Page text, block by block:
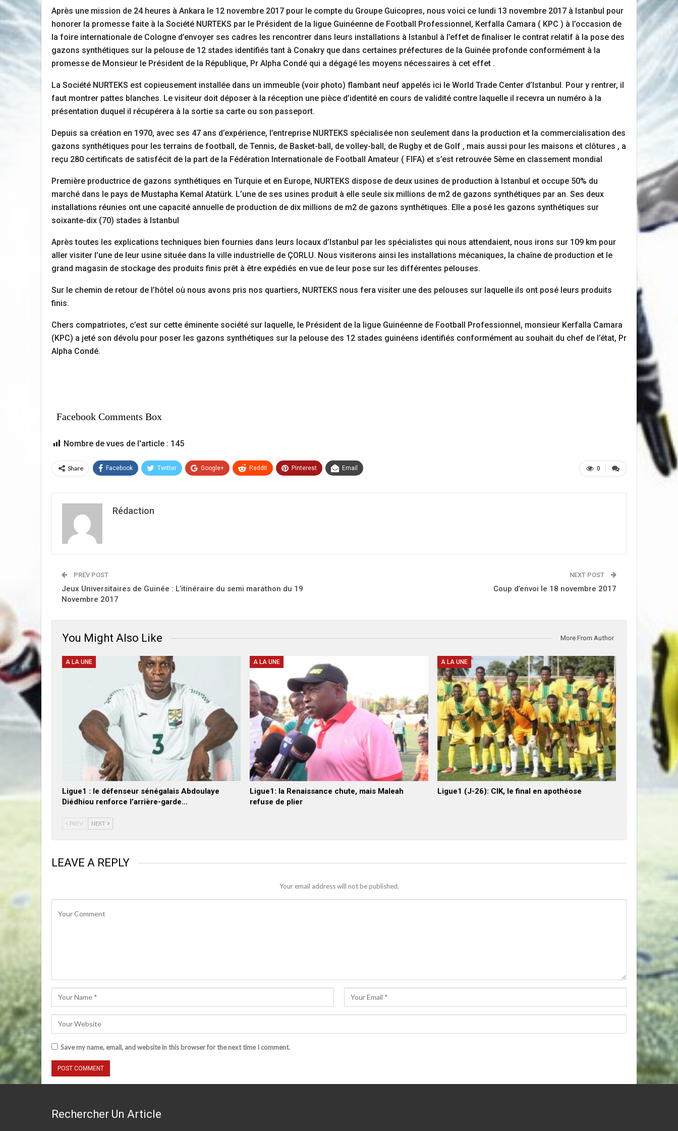
Après une mission de 24 heures à Ankara le 12 novembre 2017 pour le compte du Groupe Guicopres, nous voici ce lundi 13 novembre 2017 à Istanbul pour
honorer la promesse faite à la Société NURTEKS par le Président de la ligue Guinéenne de Football Professionnel, Kerfalla Camara ( KPC ) à l’occasion de
la foire internationale de Cologne d’envoyer ses cadres les rencontrer dans leurs installations à Istanbul à l’effet de finaliser le contrat relatif à la pose des
gazons synthétiques sur la pelouse de 12 stades identifiés tant à Conakry que dans certaines préfectures de la Guinée profonde conformément à la
promesse de Monsieur le Président de la République, Pr Alpha Condé qui a dégagé les moyens nécessaires à cet effet .
La Société NURTEKS est copieusement installée dans un immeuble (voir photo) flambant neuf appelés ici le World Trade Center d’Istanbul. Pour y rentrer, il
faut montrer pattes blanches. Le visiteur doit déposer à la réception une pièce d’identité en cours de validité contre laquelle il recevra un numéro à la
présentation duquel il récupérera à la sortie sa carte ou son passeport.
Depuis sa création en 1970, avec ses 47 ans d’expérience, l’entreprise NURTEKS spécialisée non seulement dans la production et la commercialisation des
gazons synthétiques pour les terrains de football, de Tennis, de Basket-ball, de volley-ball, de Rugby et de Golf , mais aussi pour les maisons et clôtures , a
reçu 280 certificats de satisfécit de la part de la Fédération Internationale de Football Amateur ( FIFA) et s’est retrouvée 5ème en classement mondial
Première productrice de gazons synthétiques en Turquie et en Europe, NURTEKS dispose de deux usines de production à Istanbul et occupe 50% du
marché dans le pays de Mustapha Kemal Atatürk. L’une de ses usines produit à elle seule six millions de m2 de gazons synthétiques par an. Ses deux
installations réunies ont une capacité annuelle de production de dix millions de m2 de gazons synthétiques. Elle a posé les gazons synthétiques sur
soixante-dix (70) stades à Istanbul
Après toutes les explications techniques bien fournies dans leurs locaux d’Istanbul par les spécialistes qui nous attendaient, nous irons sur 109 km pour
aller visiter l’une de leur usine située dans la ville industrielle de ÇORLU. Nous visiterons ainsi les installations mécaniques, la chaîne de production et le
grand magasin de stockage des produits finis prêt à être expédiés en vue de leur pose sur les différentes pelouses.
Sur le chemin de retour de l’hôtel où nous avons pris nos quartiers, NURTEKS nous fera visiter une des pelouses sur laquelle ils ont posé leurs produits
finis.
Chers compatriotes, c’est sur cette éminente société sur laquelle, le Président de la ligue Guinéenne de Football Professionnel, monsieur Kerfalla Camara
(KPC) a jeté son dévolu pour poser les gazons synthétiques sur la pelouse des 12 stades guinéens identifiés conformément au souhait du chef de l’état, Pr
Alpha Condé.
Facebook Comments Box
Nombre de vues de l'article : 145
0
Share Facebook Twitter Google+ ReddIt Pinterest Email
Rédaction
PREV POST
Jeux Universitaires de Guinée : L’itinéraire du semi marathon du 19
Novembre 2017
NEXT POST
Coup d’envoi le 18 novembre 2017
You Might Also Like More From Author
A LA UNE
Ligue1 : le défenseur sénégalais Abdoulaye
Diédhiou renforce l’arrière-garde…
A LA UNE
Ligue1: la Renaissance chute, mais Maleah
refuse de plier
A LA UNE
Ligue1 (J-26): CIK, le final en apothéose
PREV NEXT
LEAVE A REPLY
Your email address will not be published.
Save my name, email, and website in this browser for the next time I comment.
Rechercher Un Article